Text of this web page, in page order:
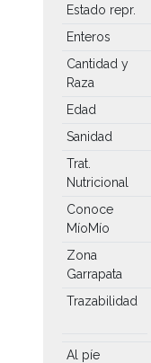
Estado repr.
Enteros
Cantidad y
Raza
Edad
Sanidad
Trat.
Nutricional
Conoce
MíoMío
Zona
Garrapata
Trazabilidad
Al píe